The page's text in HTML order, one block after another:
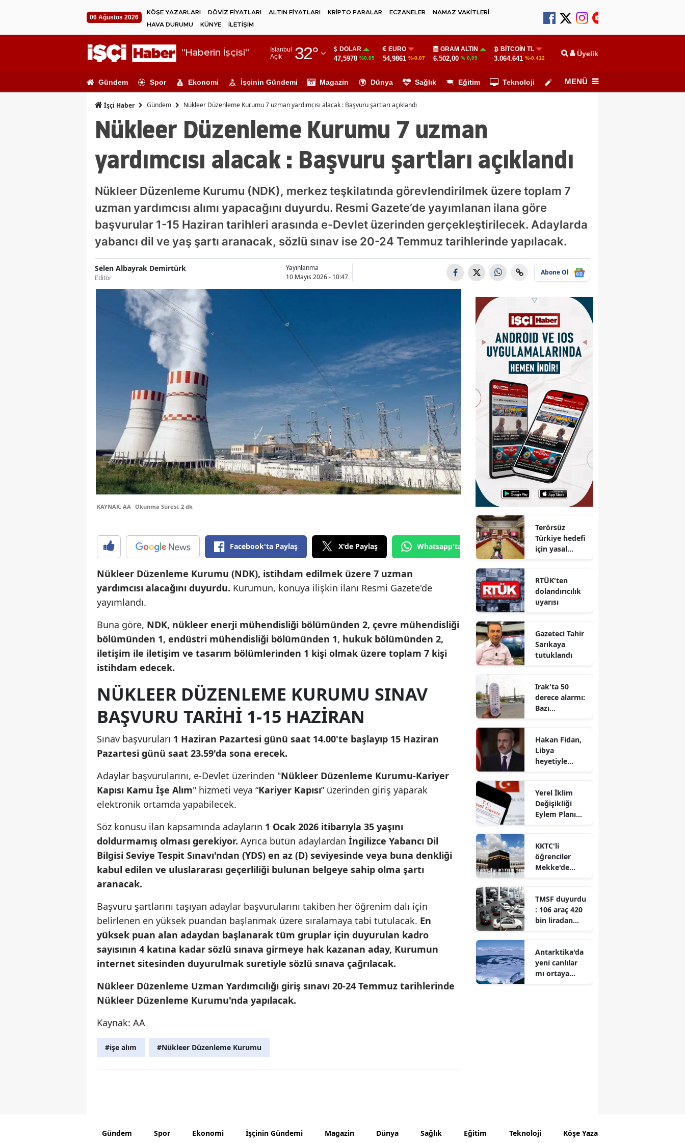
06 Ağustos 2026
KÖŞE YAZARLARI DÖVİZ FİYATLARI ALTIN FİYATLARI KRİPTO PARALAR ECZANELER
NAMAZ VAKİTLERİ
HAVA DURUMU
KÜNYE İLETİŞİM
"Haberin İşçisi"
İstanbul
Açık
32°
Adıyaman
Ağrı
Ankara
Antalya
Aydın
Bilecik
Bingöl
Bitlis
Burdur
Bursa
Çanakkale
Çankırı
Çorum
Denizli
Diyarbakır
Edirne
Elazığ
Eskişehir
Gaziantep
Giresun
Hakkari
Hatay
Mersin
İstanbul
İzmir
Kırklareli
Kırşehir
Kocaeli
Kütahya
Malatya
Manisa
Mardin
Sakarya
DOLAR
47,5978 %0.05
EURO
54,9861 %-0.07
GRAM ALTIN
6.502,00 % 0,09
BITCOIN TL
3.064.641 %-0.412 Üyelik
Gündem Spor Ekonomi İşçinin Gündemi Magazin Dünya Sağlık Eğitim Teknoloji Köşe Yazarları
MENÜ
İşçi Haber Gündem Nükleer Düzenleme Kurumu 7 uzman yardımcısı alacak : Başvuru şartları açıklandı
Nükleer Düzenleme Kurumu 7 uzman
yardımcısı alacak : Başvuru şartları açıklandı
Nükleer Düzenleme Kurumu (NDK), merkez teşkilatında görevlendirilmek üzere toplam 7
uzman yardımcısı alımı yapacağını duyurdu. Resmi Gazete’de yayımlanan ilana göre
başvurular 1-15 Haziran tarihleri arasında e-Devlet üzerinden gerçekleştirilecek. Adaylarda
yabancı dil ve yaş şartı aranacak, sözlü sınav ise 20-24 Temmuz tarihlerinde yapılacak.
Selen Albayrak Demirtürk
Editör
Yayınlanma
10 Mayıs 2026 - 10:47
Abone Ol
KAYNAK: AA Okunma Süresi: 2 dk
Facebook'ta Paylaş X'de Paylaş Whatsapp'tan Gönder
Nükleer Düzenleme Kurumu (NDK), istihdam edilmek üzere 7 uzman
yardımcısı alacağını duyurdu. Kurumun, konuya ilişkin ilanı Resmi Gazete'de
yayımlandı.
Buna göre, NDK, nükleer enerji mühendisliği bölümünden 2, çevre mühendisliği
bölümünden 1, endüstri mühendisliği bölümünden 1, hukuk bölümünden 2,
iletişim ile iletişim ve tasarım bölümlerinden 1 kişi olmak üzere toplam 7 kişi
istihdam edecek.
NÜKLEER DÜZENLEME KURUMU SINAV
BAŞVURU TARIHI 1-15 HAZIRAN
Sınav başvuruları 1 Haziran Pazartesi günü saat 14.00'te başlayıp 15 Haziran
Pazartesi günü saat 23.59'da sona erecek.
Adaylar başvurularını, e-Devlet üzerinden "Nükleer Düzenleme Kurumu-Kariyer
Kapısı Kamu İşe Alım" hizmeti veya “Kariyer Kapısı” üzerinden giriş yaparak
elektronik ortamda yapabilecek.
Söz konusu ilan kapsamında adayların 1 Ocak 2026 itibarıyla 35 yaşını
doldurmamış olması gerekiyor. Ayrıca bütün adaylardan İngilizce Yabancı Dil
Bilgisi Seviye Tespit Sınavı'ndan (YDS) en az (D) seviyesinde veya buna denkliği
kabul edilen ve uluslararası geçerliliği bulunan belgeye sahip olma şartı
aranacak.
Başvuru şartlarını taşıyan adaylar başvurularını takiben her öğrenim dalı için
belirlenen en yüksek puandan başlanmak üzere sıralamaya tabi tutulacak. En
yüksek puan alan adaydan başlanarak tüm gruplar için duyurulan kadro
sayısının 4 katına kadar sözlü sınava girmeye hak kazanan aday, Kurumun
internet sitesinden duyurulmak suretiyle sözlü sınava çağrılacak.
Nükleer Düzenleme Uzman Yardımcılığı giriş sınavı 20-24 Temmuz tarihlerinde
Nükleer Düzenleme Kurumu'nda yapılacak.
Kaynak: AA
#işe alım #Nükleer Düzenleme Kurumu
Terörsüz
Türkiye hedefi
için yasal
RTÜK'ten
dolandırıcılık
uyarısı
Gazeteci Tahir
Sarıkaya
tutuklandı
Irak'ta 50
derece alarmı:
Bazı
edildi
Hakan Fidan,
Libya
heyetiyle
Yerel İklim
Değişikliği
Eylem Planı
Gazete'de
KKTC'li
öğrenciler
Mekke'de
TMSF duyurdu
: 106 araç 420
bin liradan
Antarktika'da
yeni canlılar
mı ortaya
Gündem Spor Ekonomi İşçinin Gündemi Magazin Dünya Sağlık Eğitim Teknoloji Köşe Yazarları